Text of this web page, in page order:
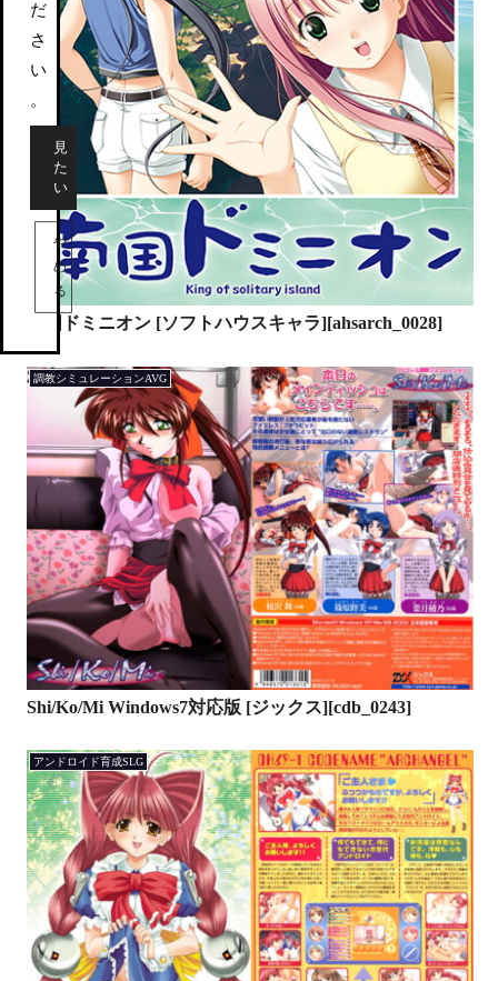
だ
さ
い
。
見
た
い
や
め
る
南国ドミニオン [ソフトハウスキャラ][ahsarch_0028]
調教シミュレーションAVG
Shi/Ko/Mi Windows7対応版 [ジックス][cdb_0243]
アンドロイド育成SLG